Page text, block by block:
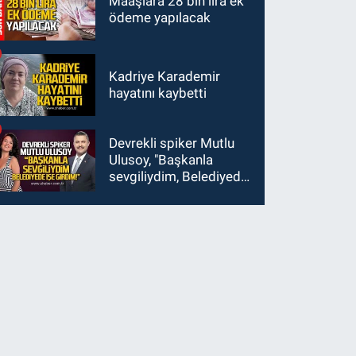
ödeme yapılacak
Kadriye Karademir
hayatını kaybetti
Devrekli spiker Mutlu
Ulusoy, "Başkanla
sevgiliydim, Belediyede